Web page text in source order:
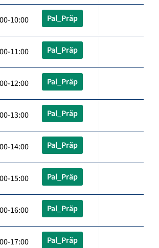
10:00 Pal_Präp
11:00 Pal_Präp
12:00 Pal_Präp
13:00 Pal_Präp
14:00 Pal_Präp
15:00 Pal_Präp
16:00 Pal_Präp
17:00 Pal_Präp